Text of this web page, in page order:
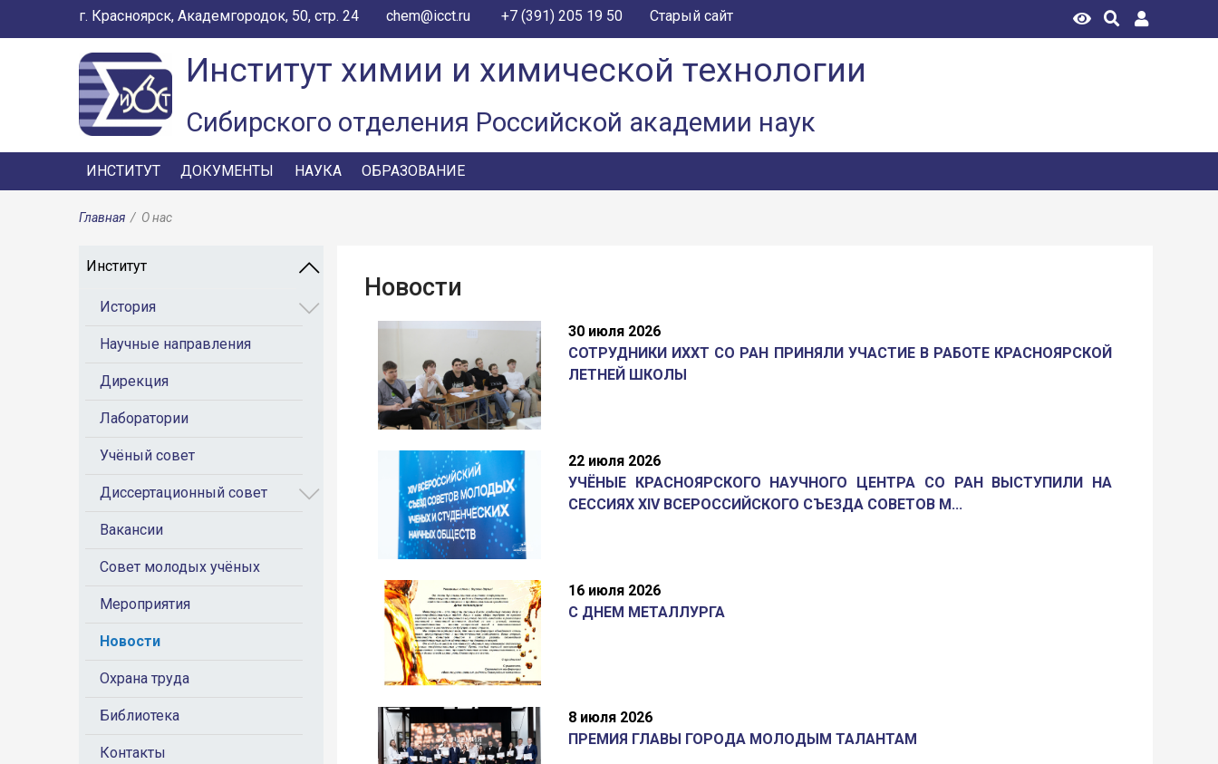
г. Красноярск, Академгородок, 50, стр. 24 chem@icct.ru +7 (391) 205 19 50 Старый сайт
Институт химии и химической технологии
Сибирского отделения Российской академии наук
ИНСТИТУТ ДОКУМЕНТЫ НАУКА ОБРАЗОВАНИЕ
Главная / О нас
Институт
История
Научные направления
Дирекция
Лаборатории
Учёный совет
Диссертационный совет
Вакансии
Совет молодых учёных
Мероприятия
Новости
Охрана труда
Библиотека
Контакты
Новости
30 июля 2026
СОТРУДНИКИ ИХХТ СО РАН ПРИНЯЛИ УЧАСТИЕ В РАБОТЕ КРАСНОЯРСКОЙ
ЛЕТНЕЙ ШКОЛЫ
22 июля 2026
УЧЁНЫЕ КРАСНОЯРСКОГО НАУЧНОГО ЦЕНТРА СО РАН ВЫСТУПИЛИ НА
СЕССИЯХ XIV ВСЕРОССИЙСКОГО СЪЕЗДА СОВЕТОВ М...
16 июля 2026
С ДНЕМ МЕТАЛЛУРГА
8 июля 2026
ПРЕМИЯ ГЛАВЫ ГОРОДА МОЛОДЫМ ТАЛАНТАМ